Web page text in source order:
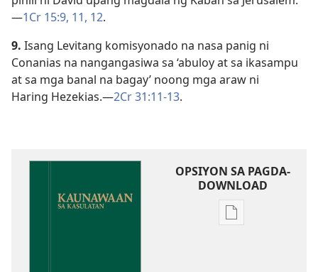
—1Cr 15:9, 11, 12.
9. Isang Levitang komisyonado na nasa panig ni
Conanias na nangangasiwa sa ‘abuloy at sa ikasampu
at sa mga banal na bagay’ noong mga araw ni
Haring Hezekias.​—2Cr 31:11-13.
OPSIYON SA PAGDA-
DOWNLOAD
Opsiyon